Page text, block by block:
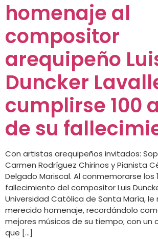
homenaje al
compositor
arequipeño
Duncker
cumplirse 100
de su
Con artistas arequipeños invitados:
Carmen Rodríguez Chirinos y Pianista
Delgado Mariscal. Al conmemorarse los
fallecimiento del compositor Luis
Universidad Católica de Santa María, le
merecido homenaje, recordándolo
mejores músicos de su tiempo; con un
que […]